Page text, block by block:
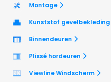
Montage
Kunststof gevelbekleding
Binnendeuren
Plissé hordeuren
Viewline Windscherm